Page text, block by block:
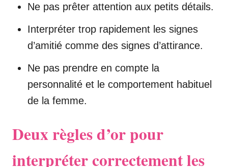
Ne pas prêter attention aux petits détails.
Interpréter trop rapidement les signes
d’amitié comme des signes d’attirance.
Ne pas prendre en compte la
personnalité et le comportement habituel
de la femme.
Deux règles d’or pour
interpréter correctement les